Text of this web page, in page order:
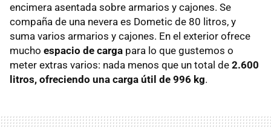
encimera asentada sobre armarios y cajones. Se
compaña de una nevera es Dometic de 80 litros, y
suma varios armarios y cajones. En el exterior ofrece
mucho espacio de carga para lo que gustemos o
meter extras varios: nada menos que un total de 2.600
litros, ofreciendo una carga útil de 996 kg.